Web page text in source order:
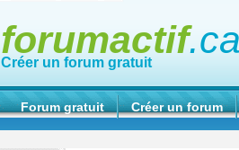
forumactif
Créer un forum gratuit
Forum gratuit Créer un forum